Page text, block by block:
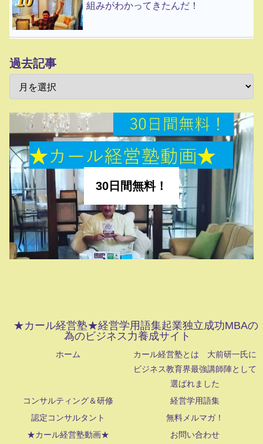
組みがわかってきたんだ！
過去記事
30日間無料！
★カール経営塾★経営学用語集起業独立成功MBAの
為のビジネス力養成サイト
ホーム
カール経営塾とは 大前研一氏に
ビジネス教育界最強講師陣として
選ばれました
コンサルティング＆研修
経営学用語集
認定コンサルタント
無料メルマガ！
★カール経営塾動画★
お問い合わせ